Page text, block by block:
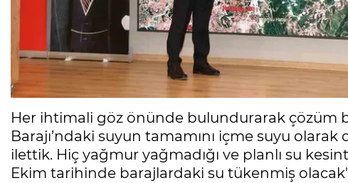
Her ihtimali göz önünde bulundurarak çözüm
Barajı’ndaki suyun tamamını içme suyu
ilettik. Hiç yağmur yağmadığı ve planlı su
Ekim tarihinde barajlardaki su tükenmiş